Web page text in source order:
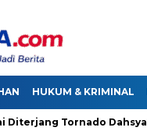
HUKUM & KRIMINAL
Tornado Dahsyat